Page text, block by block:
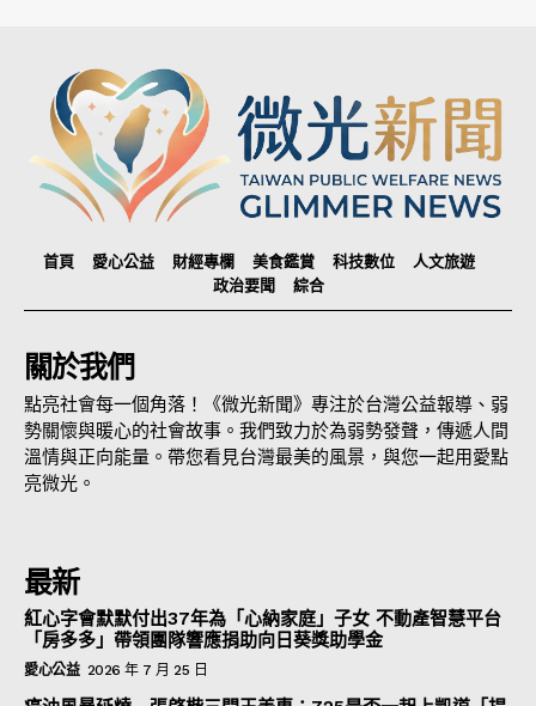
首頁 愛心公益 財經專欄 美食鑑賞 科技數位
人文旅遊
政治要聞
綜合
關於我們
點亮社會每一個角落！《微光新聞》專注於台灣公益報導、弱
勢關懷與暖心的社會故事。我們致力於為弱勢發聲，傳遞人間
溫情與正向能量。帶您看見台灣最美的風景，與您一起用愛點
亮微光。
最新
紅心字會默默付出37年為「心納家庭」子女 不動產智慧平台
「房多多」帶領團隊響應捐助向日葵獎助學金
愛心公益 2026 年 7 月 25 日